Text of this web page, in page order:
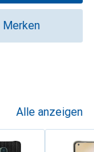
Merken
Alle anzeigen